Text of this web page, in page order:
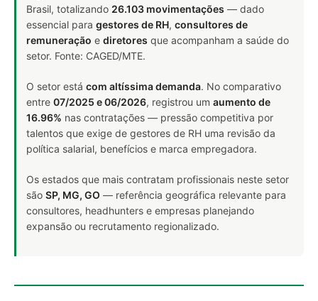
Brasil, totalizando 26.103 movimentações — dado
essencial para gestores de RH, consultores de
remuneração e diretores que acompanham a saúde do
setor. Fonte: CAGED/MTE.
O setor está com altíssima demanda. No comparativo
entre 07/2025 e 06/2026, registrou um aumento de
16.96% nas contratações — pressão competitiva por
talentos que exige de gestores de RH uma revisão da
política salarial, benefícios e marca empregadora.
Os estados que mais contratam profissionais neste setor
são SP, MG, GO — referência geográfica relevante para
consultores, headhunters e empresas planejando
expansão ou recrutamento regionalizado.